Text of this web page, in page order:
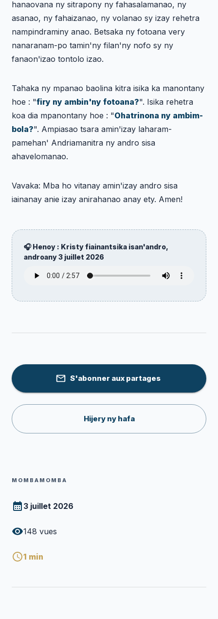
hanaovana ny sitrapony ny fahasalamanao, ny
asanao, ny fahaizanao, ny volanao sy izay rehetra
nampindraminy anao. Betsaka ny fotoana very
nanaranam-po tamin'ny filan'ny nofo sy ny
fanaon'izao tontolo izao.
Tahaka ny mpanao baolina kitra isika ka manontany
hoe : "firy ny ambin'ny fotoana?". Isika rehetra
koa dia mpanontany hoe : "Ohatrinona ny ambim-
bola?". Ampiasao tsara amin'izay laharam-
pamehan' Andriamanitra ny andro sisa
ahavelomanao.
Vavaka: Mba ho vitanay amin'izay andro sisa
iainanay anie izay anirahanao anay ety. Amen!
🎧 Henoy : Kristy fiainantsika isan'andro,
androany3 juillet 2026
S'abonner aux partages
Hijery ny hafa
MOMBAMOMBA
3 juillet 2026
148 vues
1 min